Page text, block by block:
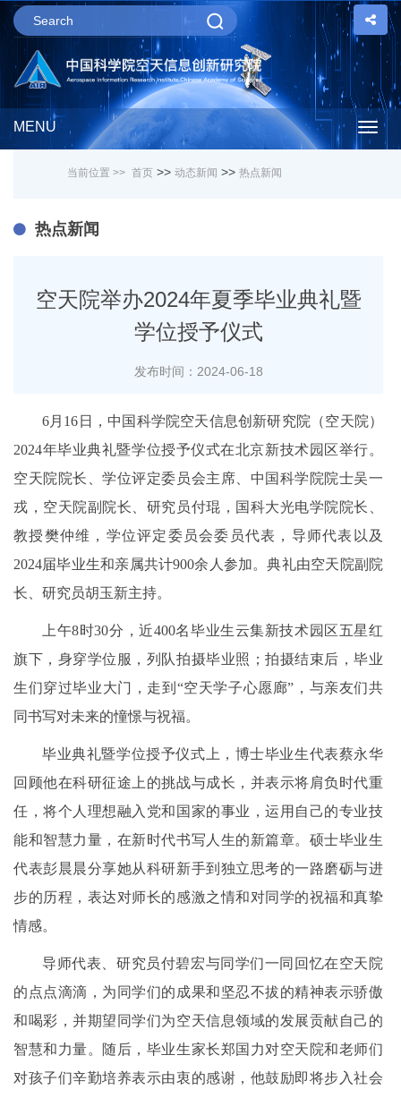
MENU
当前位置 >> 首页 >> 动态新闻 >> 热点新闻
热点新闻
空天院举办2024年夏季毕业典礼暨
学位授予仪式
发布时间：2024-06-18
6月16日，中国科学院空天信息创新研究院（空天院）
2024年毕业典礼暨学位授予仪式在北京新技术园区举行。
空天院院长、学位评定委员会主席、中国科学院院士吴一
戎，空天院副院长、研究员付琨，国科大光电学院院长、
教授樊仲维，学位评定委员会委员代表，导师代表以及
2024届毕业生和亲属共计900余人参加。典礼由空天院副院
长、研究员胡玉新主持。
上午8时30分，近400名毕业生云集新技术园区五星红
旗下，身穿学位服，列队拍摄毕业照；拍摄结束后，毕业
生们穿过毕业大门，走到“空天学子心愿廊”，与亲友们共
同书写对未来的憧憬与祝福。
毕业典礼暨学位授予仪式上，博士毕业生代表蔡永华
回顾他在科研征途上的挑战与成长，并表示将肩负时代重
任，将个人理想融入党和国家的事业，运用自己的专业技
能和智慧力量，在新时代书写人生的新篇章。硕士毕业生
代表彭晨晨分享她从科研新手到独立思考的一路磨砺与进
步的历程，表达对师长的感激之情和对同学的祝福和真挚
情感。
导师代表、研究员付碧宏与同学们一同回忆在空天院
的点点滴滴，为同学们的成果和坚忍不拔的精神表示骄傲
和喝彩，并期望同学们为空天信息领域的发展贡献自己的
智慧和力量。随后，毕业生家长郑国力对空天院和老师们
对孩子们辛勤培养表示由衷的感谢，他鼓励即将步入社会